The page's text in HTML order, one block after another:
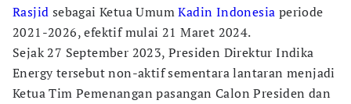
Rasjid sebagai Ketua UmumKadin Indonesia periode
2021-2026, efektif mulai 21 Maret 2024.
Sejak 27 September 2023, Presiden Direktur Indika
Energy tersebut non-aktif sementara lantaran menjadi
Ketua Tim Pemenangan pasangan Calon Presiden dan